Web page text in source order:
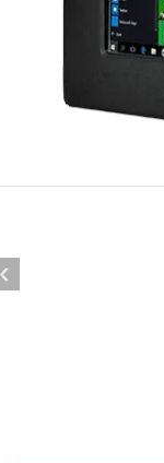
Tablettes pour
Contrôleur
robuste